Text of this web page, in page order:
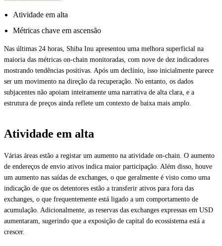
Atividade em alta
Métricas chave em ascensão
Nas últimas 24 horas, Shiba Inu apresentou uma melhora superficial na
maioria das métricas on-chain monitoradas, com nove de dez indicadores
mostrando tendências positivas. Após um declínio, isso inicialmente parece
ser um movimento na direção da recuperação. No entanto, os dados
subjacentes não apoiam inteiramente uma narrativa de alta clara, e a
estrutura de preços ainda reflete um contexto de baixa mais amplo.
Atividade em alta
Várias áreas estão a registar um aumento na atividade on-chain. O aumento
de endereços de envio ativos indica maior participação. Além disso, houve
um aumento nas saídas de exchanges, o que geralmente é visto como uma
indicação de que os detentores estão a transferir ativos para fora das
exchanges, o que frequentemente está ligado a um comportamento de
acumulação. Adicionalmente, as reservas das exchanges expressas em USD
aumentaram, sugerindo que a exposição de capital do ecossistema está a
crescer.